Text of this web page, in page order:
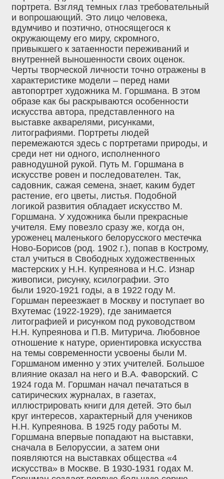
портрета. Взгляд темных глаз требовательный
и вопрошающий. Это лицо человека,
вдумчиво и поэтично, относящегося к
окружающему его миру, скромного,
привыкшего к затаенности переживаний и
внутренней выношенности своих оценок.
Черты творческой личности точно отражены в
характеристике модели – перед нами
автопортрет художника М. Горшмана. В этом
образе как бы раскрываются особенности
искусства автора, представленного на
выставке акварелями, рисунками,
литографиями. Портреты людей
перемежаются здесь с портретами природы, и
среди нет ни одного, исполненного
равнодушной рукой. Путь М. Горшмана в
искусстве ровен и последователен. Так,
садовник, сажая семена, знает, каким будет
растение, его цветы, листья. Подобной
логикой развития обладает искусство М.
Горшмана. У художника были прекрасные
учителя. Ему повезло сразу же, когда он,
уроженец маленького белорусского местечка
Ново-Борисов (род. 1902 г.), попав в Кострому,
стал учиться в Свободных художественных
мастерских у Н.Н. Купреянова и Н.С. Изнар
живописи, рисунку, ксилографии. Это
были 1920-1921 годы, а в 1922 году М.
Горшман переезжает в Москву и поступает во
Вхутемас (1922-1929), где занимается
литографией и рисунком под руководством
Н.Н. Купреянова и П.В. Митурича. Любовное
отношение к натуре, ориентировка искусства
на темы современности усвоены были М.
Горшманом именно у этих учителей. Большое
влияние оказал на него и В.А. Фаворский. С
1924 года М. Горшман начал печататься в
сатирических журналах, в газетах,
иллюстрировать книги для детей. Это был
круг интересов, характерный для учеников
Н.Н. Купреянова. В 1925 году работы М.
Горшмана впервые попадают на выставки,
сначала в Белоруссии, а затем они
появляются на выставках общества «4
искусства» в Москве. В 1930-1931 годах М.